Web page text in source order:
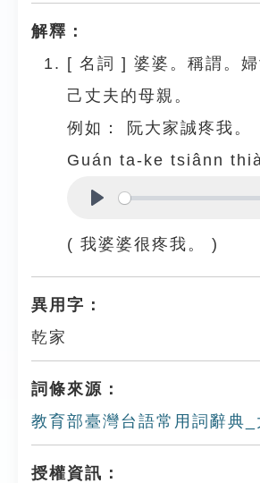
解釋：
[ 名詞 ] 婆婆。稱謂。
己丈夫的母親。
例如：
阮大家誠疼我。
Guán ta-ke tsiânn
( 我婆婆很疼我。 )
異用字：
乾家
詞條來源：
教育部臺灣台語常用詞辭典_
授權資訊：